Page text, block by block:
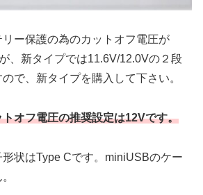
リー保護の為のカットオフ電圧が
、新タイプでは11.6V/12.0Vの２段
で、新タイプを購入して下さい。
オフ電圧の推奨設定は12Vです。
状はType Cです。miniUSBのケー